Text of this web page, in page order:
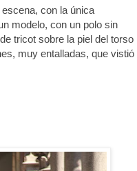
con la única
modelo, con un polo sin
tricot sobre la piel del torso
muy entalladas, que vistió